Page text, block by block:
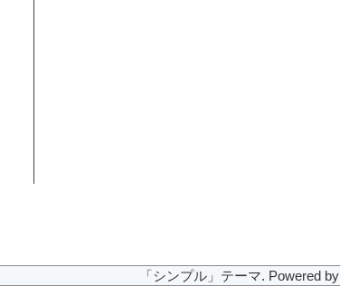
「シンプル」テーマ. Powered by